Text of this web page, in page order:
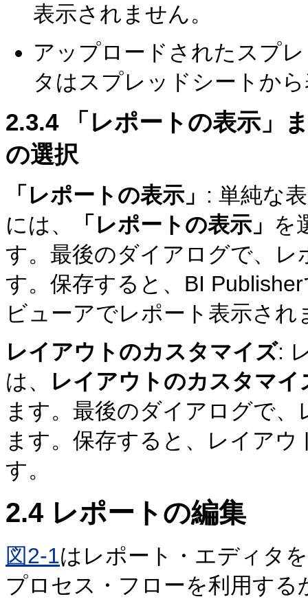
表示されません。
アップロードされたスプ
タはスプレッドシートか
2.3.4「レポートの表示」
の選択
「レポートの表示」 : 単純な
には、
「レポートの表示」 を
す。最後のダイアログで、
す。保存すると、BI
ビューアでレポート表示され
レイアウトのカスタマイズ:
は、
レイアウトのカスタマイ
ます。最後のダイアログで
ます。保存すると、レイア
す。
2.4 レポートの編集
図2-1はレポート・エディタ
プロセス・フローを利用す